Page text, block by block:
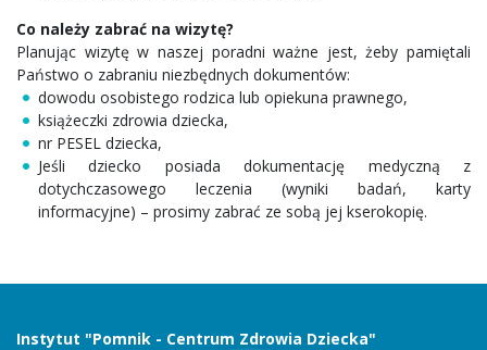
Co należy zabrać na wizytę?
Planując wizytę w naszej poradni ważne jest, żeby pamiętali
Państwo o zabraniu niezbędnych dokumentów:
dowodu osobistego rodzica lub opiekuna prawnego,
książeczki zdrowia dziecka,
nr PESEL dziecka,
Jeśli dziecko posiada dokumentację medyczną z
dotychczasowego leczenia (wyniki badań, karty
informacyjne) – prosimy zabrać ze sobą jej kserokopię.
Instytut "Pomnik - Centrum Zdrowia Dziecka"